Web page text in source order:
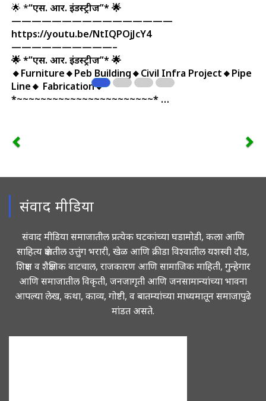
🌟 *“एस. आर. इंडस्ट्रीज”* 🌟
————————————————
https://youtu.be/NtIQPOjJcY4
——————————–
🌟 *”एस. आर. इंडस्ट्रीज”* 🌟
🔸Furniture🔸Peb Building🔸Civil Infra Project🔸Pipe
Line🔸 Fabrication🔸
*~~~~~~~~~~~~~~~~~~~~~~~* …
संवाद मीडिया
संवाद मीडिया समाजातील प्रत्येक घटकांच्या घडामोडी, कला आणि
साहित्य क्षेत्रातील उत्तुंग भरारी, खेळ आणि क्रीडा विश्वातील यशस्वी दौड,
शिक्षण व शैक्षणिक वाटचाल, राजकारण आणि सामाजिक माहिती, गुन्हेगार
आणि समाजातील विकृती, जनजागृती आणि जनसामान्यांच्या भावना
आपल्या लेख, कथा, काव्य, गोष्टी, व बातम्यांच्या माध्यमातून समाजापुढे
मांडत असते.